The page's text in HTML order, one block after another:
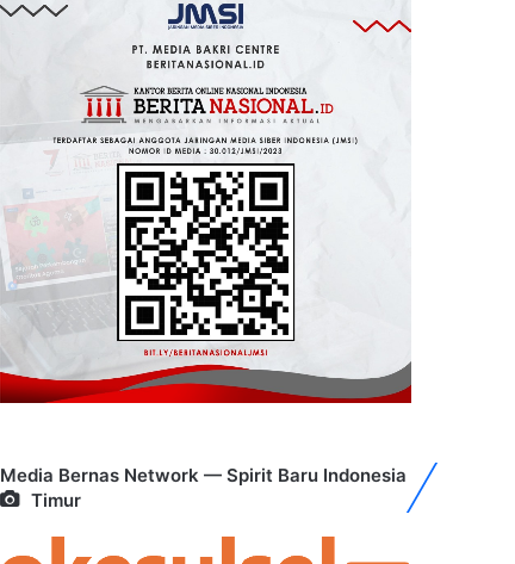
Media Bernas Network — Spirit Baru Indonesia
Timur